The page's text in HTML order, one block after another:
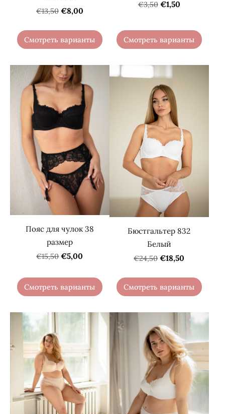
€13,50 €8,00
Смотреть варианты
€3,50 €1,50
Смотреть варианты
Пояс для чулок 38
размер
€15,50 €5,00
Смотреть варианты
Бюстгальтер 832
Белый
€24,50 €18,50
Смотреть варианты